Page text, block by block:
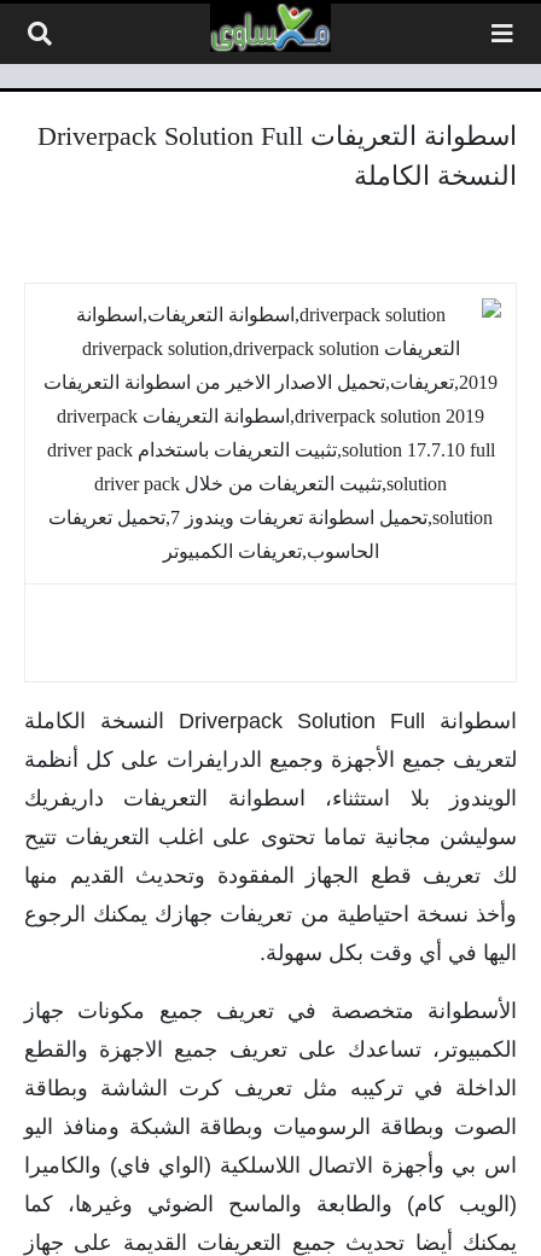
اسطوانة التعريفات Driverpack Solution Full
النسخة الكاملة
اسطوانة Driverpack Solution Full النسخة الكاملة
لتعريف جميع الأجهزة وجميع الدرايفرات على كل أنظمة
الويندوز بلا استثناء، اسطوانة التعريفات داريفريك
سوليشن مجانية تماما تحتوى على اغلب التعريفات تتيح
لك تعريف قطع الجهاز المفقودة وتحديث القديم منها
وأخذ نسخة احتياطية من تعريفات جهازك يمكنك الرجوع
اليها في أي وقت بكل سهولة.
الأسطوانة متخصصة في تعريف جميع مكونات جهاز
الكمبيوتر، تساعدك على تعريف جميع الاجهزة والقطع
الداخلة في تركيبه مثل تعريف كرت الشاشة وبطاقة
الصوت وبطاقة الرسوميات وبطاقة الشبكة ومنافذ اليو
اس بي وأجهزة الاتصال اللاسلكية (الواي فاي) والكاميرا
(الويب كام) والطابعة والماسح الضوئي وغيرها، كما
يمكنك أيضا تحديث جميع التعريفات القديمة على جهاز